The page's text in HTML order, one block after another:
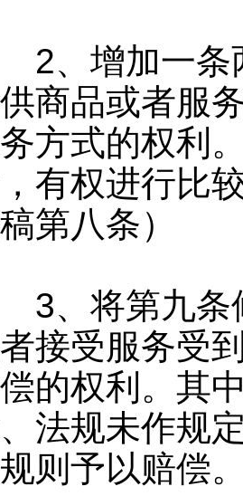
增加一条两
商品或者服
方式的权利
有权进行比
第八条）
将第九条修
接受服务受
的权利。其
法规未作规
则予以赔偿